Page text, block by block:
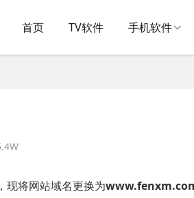
首页 TV软件 手机软件
现将网站域名更换为